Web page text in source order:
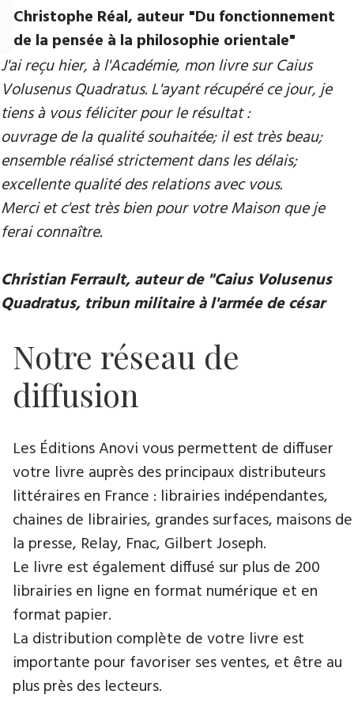
Christophe Réal, auteur ​"Du fonctionnement
de la pensée à la philosophie orientale"
J'ai reçu hier, à l'Académie, mon livre sur Caius
Volusenus Quadratus. L'ayant récupéré ce jour, je
tiens à vous féliciter pour le résultat :
ouvrage de la qualité souhaitée; il est très beau;
ensemble réalisé strictement dans les délais;
excellente qualité des relations avec vous.
Merci et c'est très bien pour votre Maison que je
ferai connaître.
Christian Ferrault, auteur de "Caius Volusenus
Quadratus, tribun militaire à l'armée de césar
Notre réseau de
diffusion
Les Éditions Anovi vous permettent de diffuser
votre livre auprès des principaux distributeurs
littéraires en France : librairies indépendantes,
chaines de librairies, grandes surfaces, maisons de
la presse, Relay, Fnac, Gilbert Joseph.
Le livre est également diffusé sur plus de 200
librairies en ligne en format numérique et en
format papier.
La distribution complète de votre livre est
importante pour favoriser ses ventes, et être au
plus près des lecteurs.